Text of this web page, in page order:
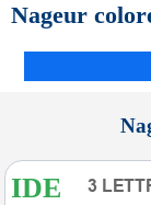
Nageur
IDE